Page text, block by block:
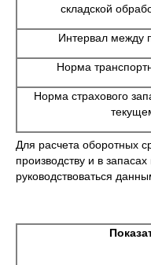
складской
Интервал между
Норма
Норма страхового
Для расчета оборотных
производству и в
руководствоваться